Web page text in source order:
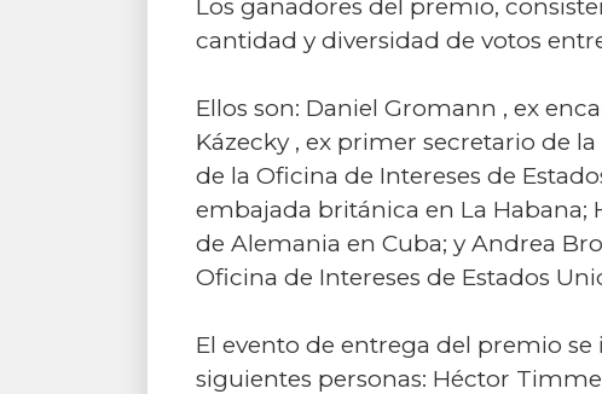
Los ganadores del premio,
cantidad y diversidad de votos
Ellos son: Daniel Gromann , ex
Kázecky , ex primer secretario de
de la Oficina de Intereses de
embajada británica en La Habana;
de Alemania en Cuba; y Andrea
Oficina de Intereses de Estados
El evento de entrega del premio
siguientes personas: Héctor